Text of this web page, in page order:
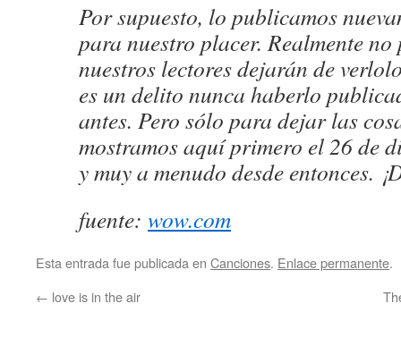
Por supuesto, lo publicamos
para nuestro placer. Realmente no
nuestros lectores dejarán de
es un delito nunca haberlo
antes. Pero sólo para dejar las
mostramos aquí primero el 26 de
y muy a menudo desde entonces.
fuente: wow.com
Esta entrada fue publicada en Canciones. Enlace permanente.
← love is in the air